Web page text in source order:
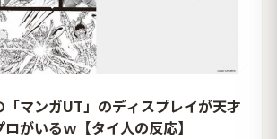
「マンガUT」のディスプレイが天才
がいるｗ【タイ人の反応】